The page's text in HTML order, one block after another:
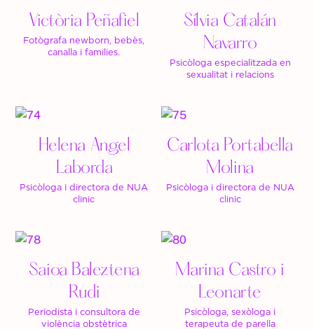
Victòria Peñafiel
Fotògrafa newborn, bebès,
canalla i famílies.
Sílvia Catalán
Navarro
Psicòloga especialitzada en
sexualitat i relacions
Helena Angel
Laborda
Psicòloga i directora de NUA
clinic
Carlota Portabella
Molina
Psicòloga i directora de NUA
clinic
Saioa Baleztena
Rudi
Periodista i consultora de
violència obstètrica
Marina Castro i
Leonarte
Psicòloga, sexòloga i
terapeuta de parella